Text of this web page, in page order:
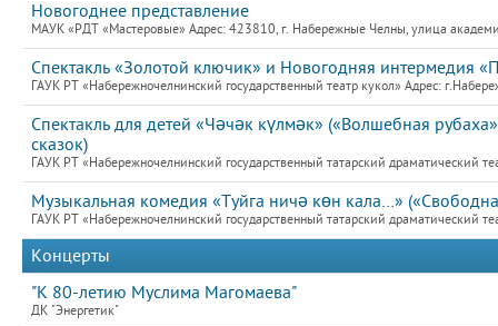
Новогоднее представление
МАУК «РДТ «Мастеровые» Адрес: 423810, г. Набережные Челны, улица
Спектакль «Золотой ключик» и Новогодняя интермедия
ГАУК РТ «Набережночелнинский государственный театр кукол» Адрес:
Спектакль для детей «Чәчәк күлмәк» («Волшебная
сказок)
ГАУК РТ «Набережночелнинский государственный татарский драматический
Музыкальная комедия «Туйга ничә көн кала…»
ГАУК РТ «Набережночелнинский государственный татарский драматический
Концерты
"К 80-летию Муслима Магомаева"
ДК "Энергетик"